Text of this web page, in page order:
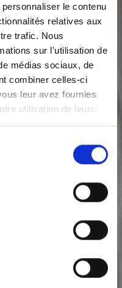
le contenu
relatives aux
trafic. Nous
sur l'utilisation de
médias sociaux, de
combiner celles-ci
leur avez fournies
utilisation de leurs